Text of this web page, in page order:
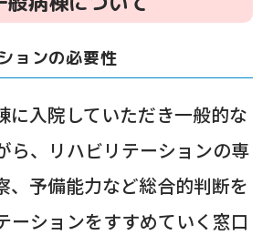
ロード
つ
ョンの必要性
に入院していただき一般的な
ら、リハビリテーションの専
、予備能力など総合的判断を
ーションをすすめていく窓口